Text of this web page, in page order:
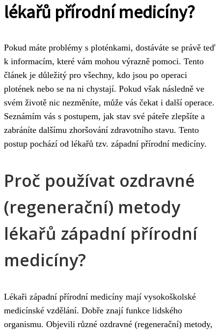
lékařů přírodní medicíny?
Pokud máte problémy s ploténkami, dostáváte se právě teď
k informacím, které vám mohou výrazně pomoci. Tento
článek je důležitý pro všechny, kdo jsou po operaci
plotének nebo se na ni chystají. Pokud však následně ve
svém životě nic nezměníte, může vás čekat i další operace.
Seznámím vás s postupem, jak stav své páteře zlepšíte a
zabráníte dalšímu zhoršování zdravotního stavu. Tento
postup pochází od lékařů tzv. západní přírodní medicíny.
Proč používat ozdravné
(regenerační) metody
lékařů západní přírodní
medicíny?
Lékaři západní přírodní medicíny mají vysokoškolské
medicínské vzdělání. Dobře znají funkce lidského
organismu. Objevili různé ozdravné (regenerační) metody,